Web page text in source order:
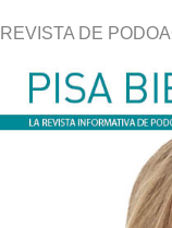
REVISTA DE